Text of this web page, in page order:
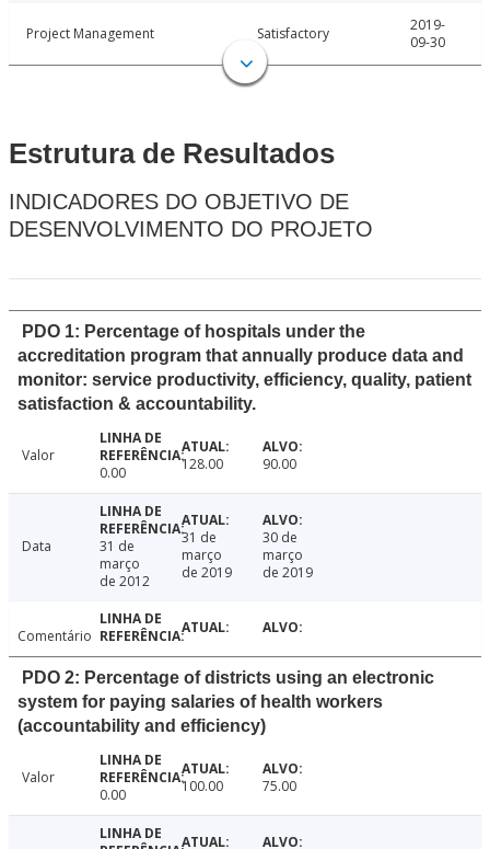
Project Management Satisfactory
2019-
09-30
Estrutura de Resultados
INDICADORES DO OBJETIVO DE
DESENVOLVIMENTO DO PROJETO
PDO 1: Percentage of hospitals under the
accreditation program that annually produce data and
monitor: service productivity, efficiency, quality, patient
satisfaction & accountability.
Valor
0.00
128.00 90.00
Data
31 de
março
de 2012
31 de
março
de 2019
30 de
março
de 2019
Comentário
PDO 2: Percentage of districts using an electronic
system for paying salaries of health workers
(accountability and efficiency)
Valor
0.00
100.00 75.00